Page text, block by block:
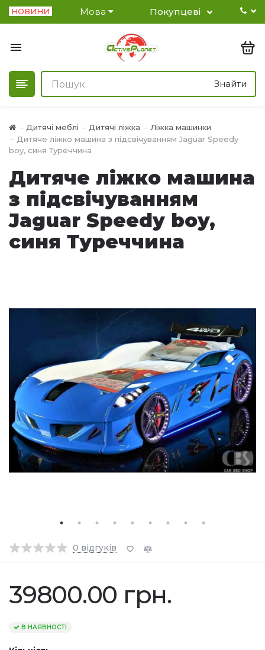
НОВИНИ Мова Покупцеві
Знайти
Дитячі меблі Дитячі ліжка
Ліжка машинки
Дитяче ліжко машина з підсвічуванням Jaguar Speedy
boy, синя Туреччина
Дитяче ліжко машина
з підсвічуванням
Jaguar Speedy boy,
синя Туреччина
0 відгуків
39800.00 грн.
В НАЯВНОСТІ